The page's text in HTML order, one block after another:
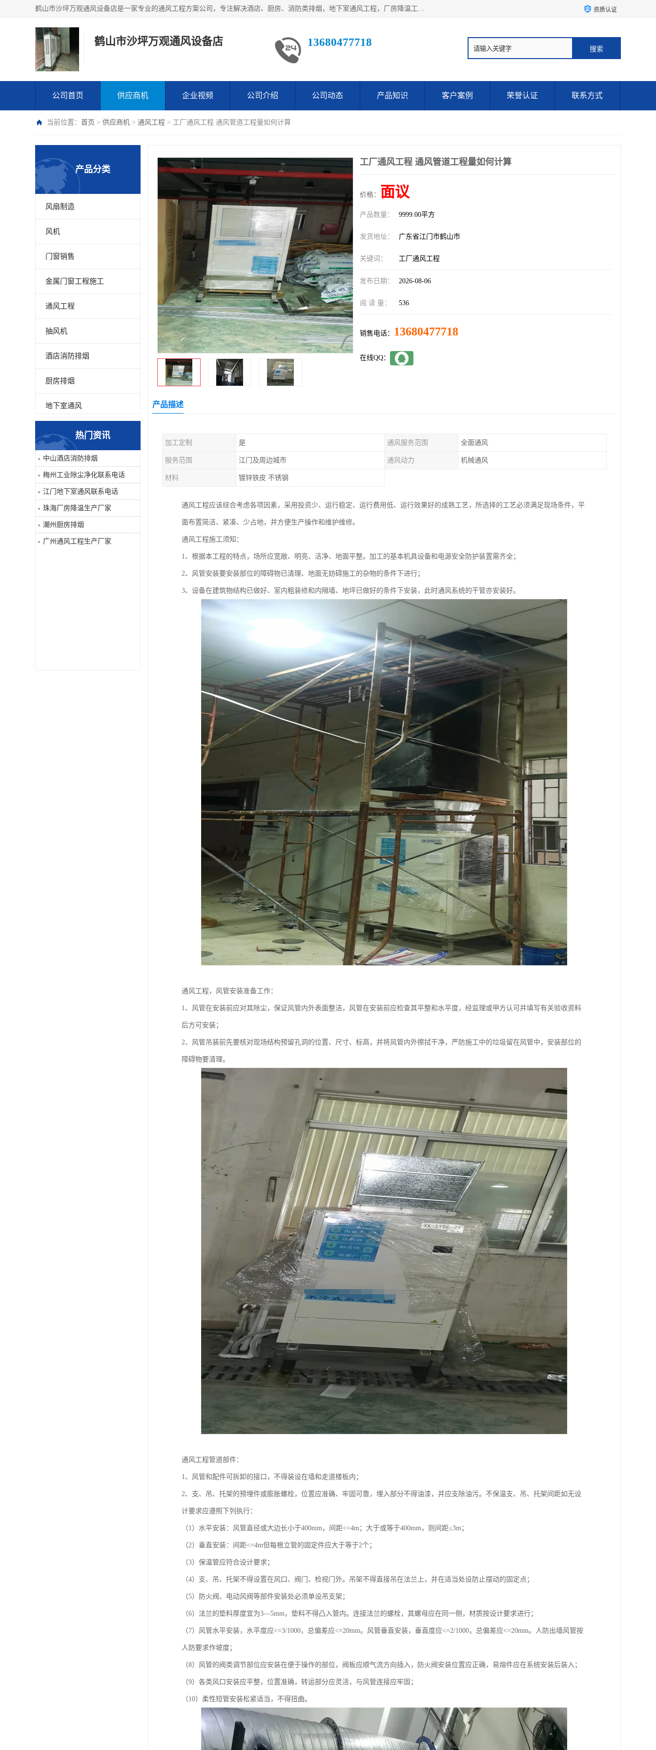
鹤山市沙坪万观通风设备店是一家专业的通风工程方案公司，专注解决酒店、厨房、消防类排烟，地下室通风工程，厂房降温工程，工业除尘净化工程及各类环保通风工程。 资质认证
鹤山市沙坪万观通风设备店 13680477718
公司首页 供应商机 企业视频 公司介绍 公司动态 产品知识 客户案例 荣誉认证 联系方式
当前位置： 首页 > 供应商机 > 通风工程 > 工厂通风工程 通风管道工程量如何计算
产品分类
风扇制造
风机
门窗销售
金属门窗工程施工
通风工程
抽风机
酒店消防排烟
厨房排烟
地下室通风
工业除尘净化
热门资讯
中山酒店消防排烟
梅州工业除尘净化联系电话
江门地下室通风联系电话
珠海厂房降温生产厂家
潮州厨房排烟
广州通风工程生产厂家
工厂通风工程 通风管道工程量如何计算
价格： 面议
产品数量： 9999.00平方
发货地址： 广东省江门市鹤山市
关键词： 工厂通风工程
发布日期： 2026-08-06
阅 读 量： 536
销售电话： 13680477718
在线QQ：
产品描述
加工定制 是 通风服务范围 全面通风
服务范围 江门及周边城市 通风动力 机械通风
材料 镀锌铁皮 不锈钢
通风工程应该综合考虑各项因素，采用投资少、运行稳定、运行费用低、运行效果好的成熟工艺，所选择的工艺必须满足现场条件，平
面布置简洁、紧凑、少占地，并方便生产操作和维护维修。
通风工程施工须知：
1、根据本工程的特点，场所应宽敞、明亮、洁净、地面平整。加工的基本机具设备和电源安全防护装置需齐全；
2、风管安装要安装部位的障碍物已清理、地面无妨碍施工的杂物的条件下进行；
3、设备在建筑物结构已做好、室内粗装修和内隔墙、地坪已做好的条件下安装，此时通风系统的干管亦安装好。
通风工程，风管安装准备工作：
1、风管在安装前应对其除尘，保证风管内外表面整洁，风管在安装前应检查其平整和水平度，经监理或甲方认可并填写有关验收资料
后方可安装；
2、风管吊装前先要核对现场结构预留孔洞的位置、尺寸、标高，并将风管内外擦拭干净，严防施工中的垃圾留在风管中，安装部位的
障碍物要清理。
通风工程管道部件：
1、风管和配件可拆卸的接口，不得装设在墙和走道楼板内；
2、支、吊、托架的预埋件或膨胀螺栓，位置应准确、牢固可靠，埋入部分不得油漆，并应支除油污。不保温支、吊、托架间距如无设
计要求应遵照下列执行：
（1）水平安装：风管直径或大边长小于400mm，间距<=4m；大于或等于400mm，则间距≤3m；
（2）垂直安装：间距<=4m但每根立管的固定件应大于等于2个；
（3）保温管应符合设计要求；
（4）支、吊、托架不得设置在风口、阀门、检视门外。吊架不得直接吊在法兰上，并在适当处设防止摆动的固定点；
（5）防火阀、电动风阀等部件安装处必须单设吊支架；
（6）法兰的垫料厚度宜为3—5mm，垫料不得凸入管内。连接法兰的螺栓，其螺母应在同一侧，材质按设计要求进行；
（7）风管水平安装，水平度应<=3/1000，总偏差应<=20mm。风管垂直安装，垂直度应<=2/1000，总偏差应<=20mm。人防出墙风管按
人防要求作坡度；
（8）风管的阀类调节部位应安装在便于操作的部位，阀板应顺气流方向插入，防火阀安装位置应正确，易熔件应在系统安装后装入；
（9）各类风口安装应平整，位置准确，转运部分应灵活，与风管连接应牢固；
（10）柔性短管安装松紧适当，不得扭曲。